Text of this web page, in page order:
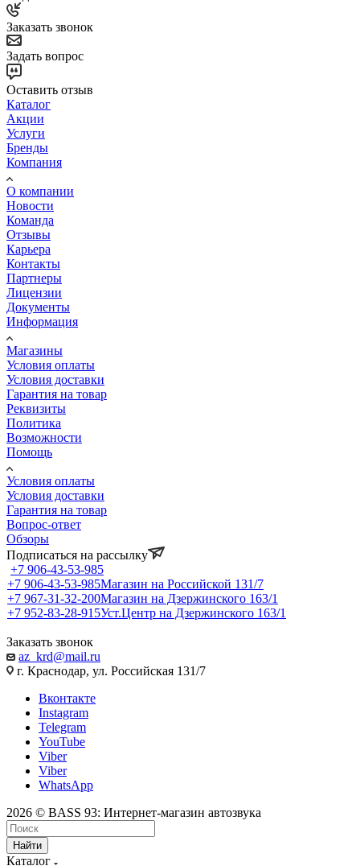
Заказать звонок
Задать вопрос
Оставить отзыв
Каталог
Акции
Услуги
Бренды
Компания
О компании
Новости
Команда
Отзывы
Карьера
Контакты
Партнеры
Лицензии
Документы
Информация
Магазины
Условия оплаты
Условия доставки
Гарантия на товар
Реквизиты
Политика
Возможности
Помощь
Условия оплаты
Условия доставки
Гарантия на товар
Вопрос-ответ
Обзоры
Подписаться на рассылку
+7 906-43-53-985
+7 906-43-53-985Магазин на Российской 131/7
+7 967-31-32-200Магазин на Дзержинского 163/1
+7 952-83-28-915Уст.Центр на Дзержинского 163/1
Заказать звонок
az_krd@mail.ru
г. Краснодар, ул. Российская 131/7
Вконтакте
Instagram
Telegram
YouTube
Viber
Viber
WhatsApp
2026 © BASS 93: Интернет-магазин автозвука
Найти
Каталог